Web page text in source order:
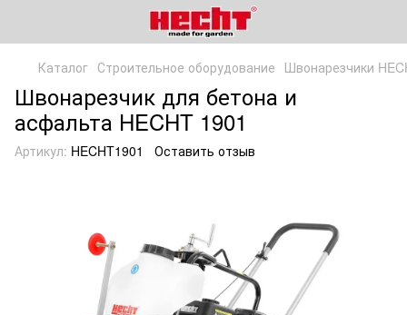
Каталог Строительное оборудование Швонарезчики
Швонарезчик для бетона и
асфальта HECHT 1901
Артикул: HECHT1901 Оставить отзыв